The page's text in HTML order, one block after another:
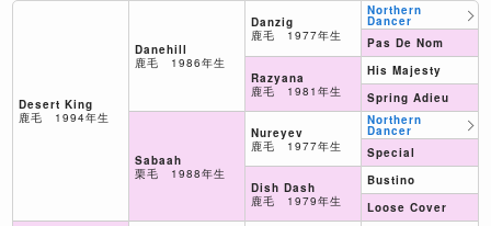
Desert King
鹿毛 1994年生
Danehill
鹿毛 1986年生
Sabaah
栗毛 1988年生
Danzig
鹿毛 1977年生
Razyana
鹿毛 1981年生
Nureyev
鹿毛 1977年生
Dish Dash
鹿毛 1979年生
Northern
Dancer
Pas De Nom
His Majesty
Spring Adieu
Northern
Dancer
Special
Bustino
Loose Cover